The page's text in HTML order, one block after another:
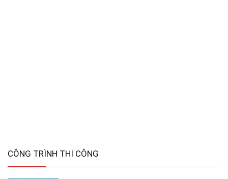
CÔNG TRÌNH THI CÔNG